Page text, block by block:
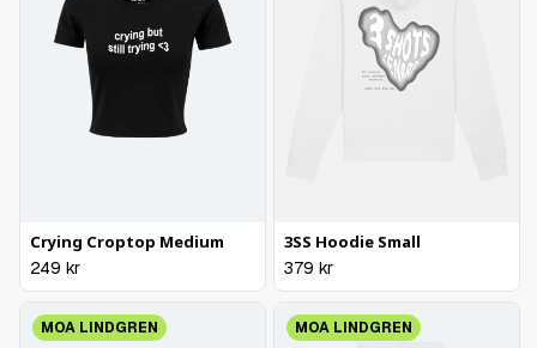
Crying Croptop Medium
249 kr
3SS Hoodie Small
379 kr
MOA LINDGREN MOA LINDGREN